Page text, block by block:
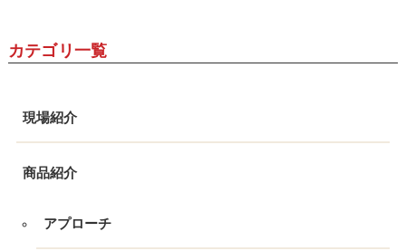
カテゴリ一覧
現場紹介
商品紹介
アプローチ